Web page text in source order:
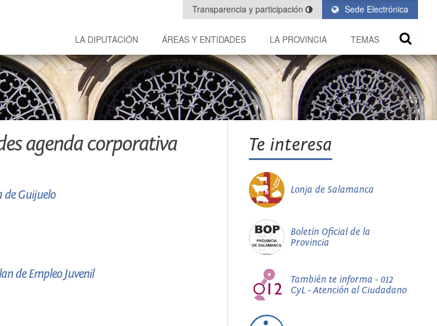
Sede Electrónica
Transparencia y participación
LA DIPUTACIÓN ÁREAS Y ENTIDADES LA PROVINCIA TEMAS
agenda corporativa
de Guijuelo
de Empleo Juvenil
Te interesa
Lonja de Salamanca
Boletín Oficial de la
Provincia
También te informa - 012
CyL - Atención al Ciudadano